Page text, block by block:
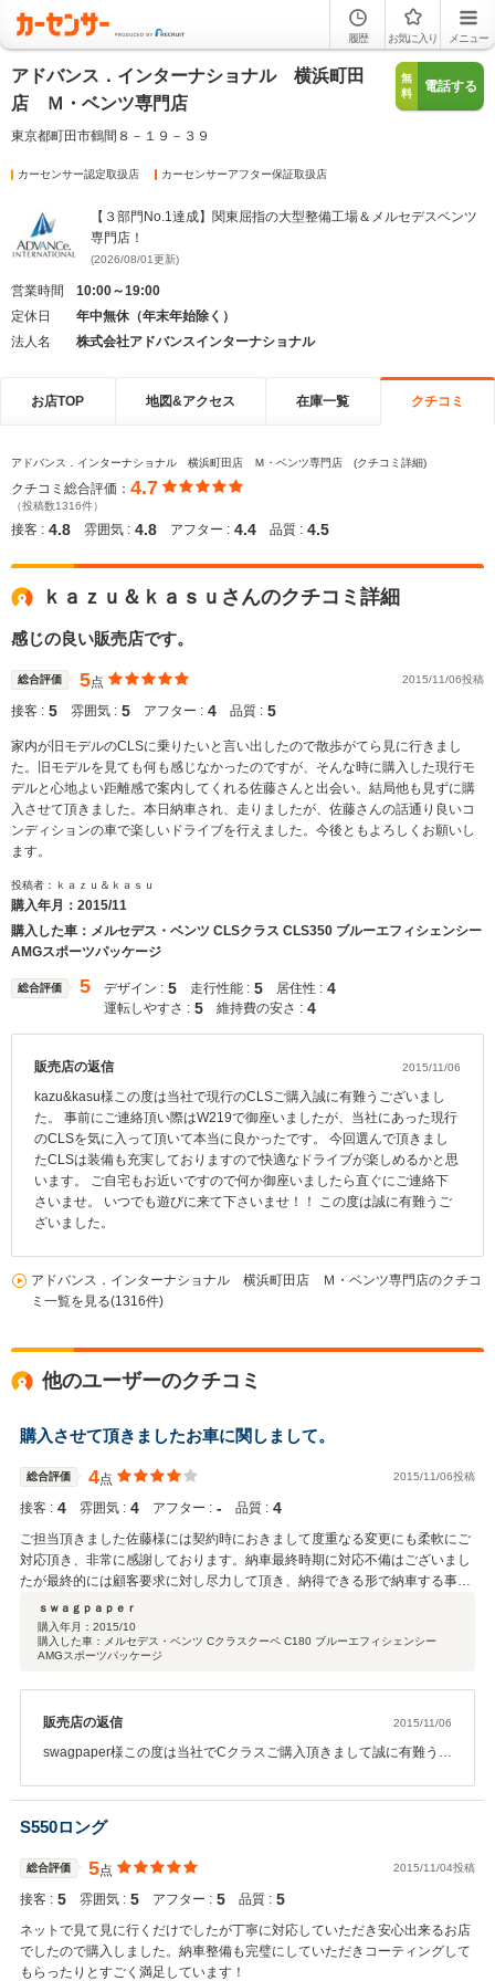
履歴 お気に入り メニュー
アドバンス．インターナショナル 横浜町田
店 Ｍ・ベンツ専門店
東京都町田市鶴間８－１９－３９
無
料
電話する
カーセンサー認定取扱店 カーセンサーアフター保証取扱店
【３部門No.1達成】関東屈指の大型整備工場＆メルセデスベンツ
専門店！
(2026/08/01更新)
営業時間
10:00～19:00
定休日
年中無休（年末年始除く）
法人名
株式会社アドバンスインターナショナル
お店TOP 地図&アクセス 在庫一覧 クチコミ
アドバンス．インターナショナル 横浜町田店 Ｍ・ベンツ専門店 (クチコミ詳細)
クチコミ総合評価： 4.7
（投稿数1316件）
接客 : 4.8 雰囲気 : 4.8 アフター : 4.4 品質 : 4.5
ｋａｚｕ＆ｋａｓｕさんのクチコミ詳細
感じの良い販売店です。
総合評価 5点 2015/11/06投稿
接客 : 5 雰囲気 : 5 アフター : 4 品質 : 5
家内が旧モデルのCLSに乗りたいと言い出したので散歩がてら見に行きまし
た。旧モデルを見ても何も感じなかったのですが、そんな時に購入した現行モ
デルと心地よい距離感で案内してくれる佐藤さんと出会い。結局他も見ずに購
入させて頂きました。本日納車され、走りましたが、佐藤さんの話通り良いコ
ンディションの車で楽しいドライブを行えました。今後ともよろしくお願いし
ます。
投稿者：ｋａｚｕ＆ｋａｓｕ
購入年月： 2015/11
購入した車：メルセデス・ベンツ CLSクラス CLS350 ブルーエフィシェンシー
AMGスポーツパッケージ
総合評価 5 デザイン : 5 走行性能 : 5 居住性 : 4
運転しやすさ : 5 維持費の安さ : 4
販売店の返信 2015/11/06
kazu&kasu様この度は当社で現行のCLSご購入誠に有難うございまし
た。 事前にご連絡頂い際はW219で御座いましたが、当社にあった現行
のCLSを気に入って頂いて本当に良かったです。 今回選んで頂きまし
たCLSは装備も充実しておりますので快適なドライブが楽しめるかと思
います。 ご自宅もお近いですので何か御座いましたら直ぐにご連絡下
さいませ。 いつでも遊びに来て下さいませ！！ この度は誠に有難うご
ざいました。
アドバンス．インターナショナル 横浜町田店 Ｍ・ベンツ専門店のクチコ
ミ一覧を見る(1316件)
他のユーザーのクチコミ
購入させて頂きましたお車に関しまして。
総合評価 4点 2015/11/06投稿
接客 : 4 雰囲気 : 4 アフター : ‐ 品質 : 4
ご担当頂きました佐藤様には契約時におきまして度重なる変更にも柔軟にご
対応頂き、非常に感謝しております。納車最終時期に対応不備はございまし
たが最終的には顧客要求に対し尽力して頂き、納得できる形で納車する事が
出来ました。また次回ご縁があれば是非佐藤様にご担当をして頂きたいと思
っています。
ｓｗａｇｐａｐｅｒ
購入年月： 2015/10
購入した車：メルセデス・ベンツ Cクラスクーペ C180 ブルーエフィシェンシー
AMGスポーツパッケージ
販売店の返信 2015/11/06
swagpaper様この度は当社でCクラスご購入頂きまして誠に有難うご
迷惑をお掛け致しました。 今後もご期待に答えられるようにご尽力
して参りますので何卒宜しくお願い致します。 これからはメルセデ
スライフを満喫して下さい。 お近くに来られた際はお気軽にお立ち
寄り下さいませ。
S550ロング
総合評価 5点 2015/11/04投稿
接客 : 5 雰囲気 : 5 アフター : 5 品質 : 5
ネットで見て見に行くだけでしたが丁寧に対応していただき安心出来るお店
でしたので購入しました。納車整備も完璧にしていただきコーティングして
もらったりとすごく満足しています！